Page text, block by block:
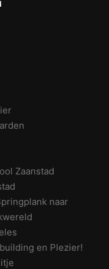
Zaanstad
naar
en Plezier!